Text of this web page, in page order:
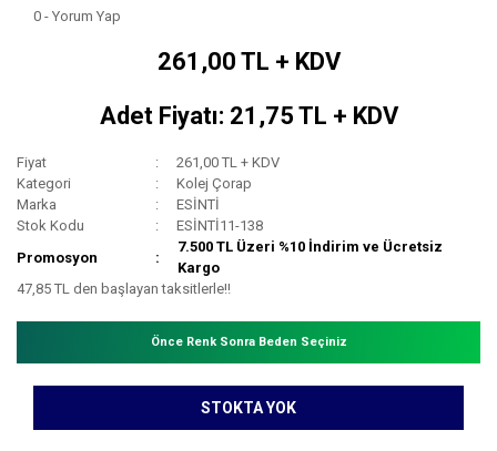
0 - Yorum Yap
261,00 TL + KDV
Adet Fiyatı: 21,75 TL + KDV
Fiyat
261,00 TL + KDV
Kategori
Kolej Çorap
Marka
ESİNTİ
Stok Kodu
ESİNTİ11-138
Promosyon
7.500 TL Üzeri %10 İndirim ve Ücretsiz
Kargo
47,85 TL den başlayan taksitlerle!!
Önce Renk Sonra Beden Seçiniz
STOKTA YOK